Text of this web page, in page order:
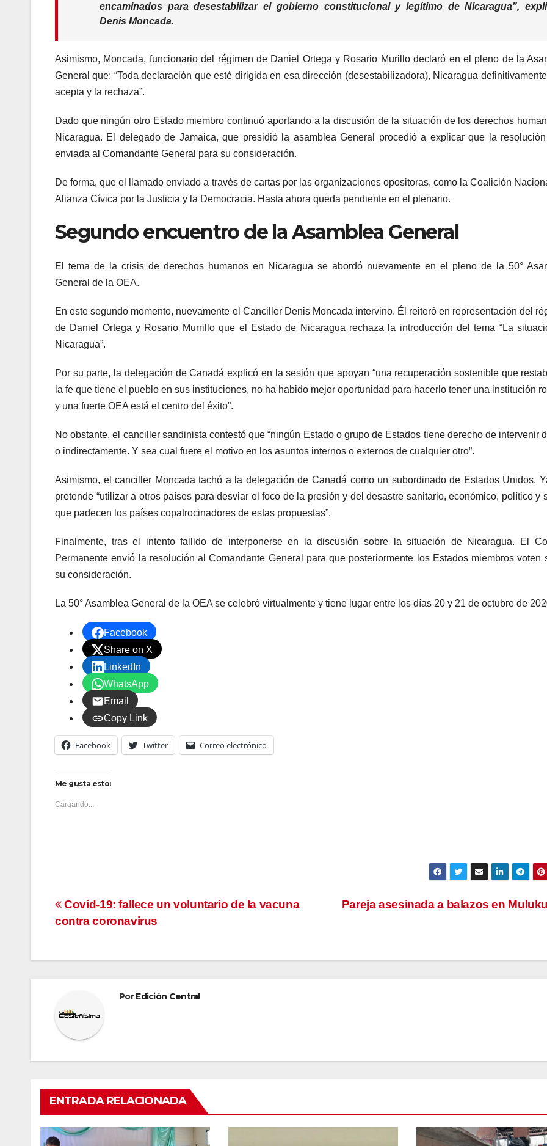
encaminados para desestabilizar el gobierno constitucional y legítimo de Nicaragua”,
Denis Moncada.
Asimismo, Moncada, funcionario del régimen de Daniel Ortega y Rosario Murillo declaró en el pleno de la
General que: “Toda declaración que esté dirigida en esa dirección (desestabilizadora), Nicaragua
acepta y la rechaza”.
Dado que ningún otro Estado miembro continuó aportando a la discusión de la situación de los derechos
Nicaragua. El delegado de Jamaica, que presidió la asamblea General procedió a explicar que la
enviada al Comandante General para su consideración.
De forma, que el llamado enviado a través de cartas por las organizaciones opositoras, como la Coalición
Alianza Cívica por la Justicia y la Democracia. Hasta ahora queda pendiente en el plenario.
Segundo encuentro de la Asamblea General
El tema de la crisis de derechos humanos en Nicaragua se abordó nuevamente en el pleno de la 50°
General de la OEA.
En este segundo momento, nuevamente el Canciller Denis Moncada intervino. Él reiteró en representación del
de Daniel Ortega y Rosario Murrillo que el Estado de Nicaragua rechaza la introducción del tema “La
Nicaragua”.
Por su parte, la delegación de Canadá explicó en la sesión que apoyan “una recuperación sostenible que
la fe que tiene el pueblo en sus instituciones, no ha habido mejor oportunidad para hacerlo tener una institución
y una fuerte OEA está el centro del éxito”.
No obstante, el canciller sandinista contestó que “ningún Estado o grupo de Estados tiene derecho de intervenir
o indirectamente. Y sea cual fuere el motivo en los asuntos internos o externos de cualquier otro”.
Asimismo, el canciller Moncada tachó a la delegación de Canadá como un subordinado de Estados Unidos.
pretende “utilizar a otros países para desviar el foco de la presión y del desastre sanitario, económico, político y
que padecen los países copatrocinadores de estas propuestas”.
Finalmente, tras el intento fallido de interponerse en la discusión sobre la situación de Nicaragua. El
Permanente envió la resolución al Comandante General para que posteriormente los Estados miembros voten
su consideración.
La 50° Asamblea General de la OEA se celebró virtualmente y tiene lugar entre los días 20 y 21 de octubre de
Facebook
Share on X
LinkedIn
WhatsApp
Email
Copy Link
Facebook Twitter Correo electrónico
Me gusta esto:
Cargando...
Navegación
entradas
Pareja asesinada a balazos en
Covid-19: fallece un voluntario de la vacuna
contra coronavirus
PorEdición Central
ENTRADA RELACIONADA